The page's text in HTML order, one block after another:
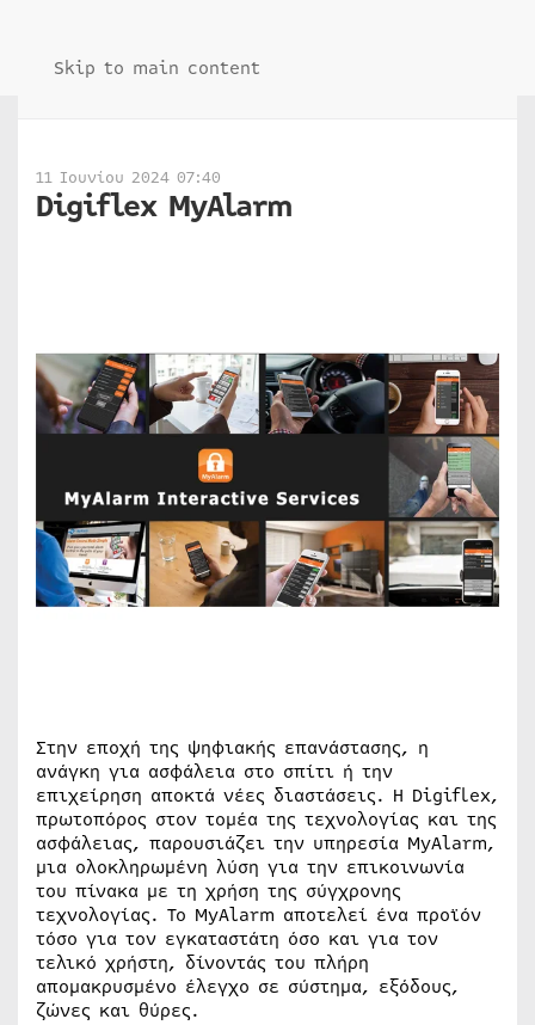
Skip to main content
11 Ιουνίου 2024 07:40
Digiflex MyAlarm
Στην εποχή της ψηφιακής επανάστασης, η
ανάγκη για ασφάλεια στο σπίτι ή την
επιχείρηση αποκτά νέες διαστάσεις. Η Digiflex,
πρωτοπόρος στον τομέα της τεχνολογίας και της
ασφάλειας, παρουσιάζει την υπηρεσία MyAlarm,
μια ολοκληρωμένη λύση για την επικοινωνία
του πίνακα με τη χρήση της σύγχρονης
τεχνολογίας. Το MyAlarm αποτελεί ένα προϊόν
τόσο για τον εγκαταστάτη όσο και για τον
τελικό χρήστη, δίνοντάς του πλήρη
απομακρυσμένο έλεγχο σε σύστημα, εξόδους,
ζώνες και θύρες.